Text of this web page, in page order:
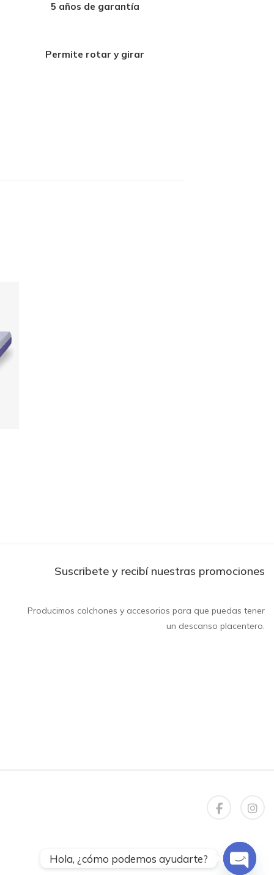
5 años de garantía
Permite rotar y girar
Suscribete y recibí nuestras promociones
Producimos colchones y accesorios para que puedas tener
un descanso placentero.
Hola, ¿cómo podemos ayudarte?
Open chaty